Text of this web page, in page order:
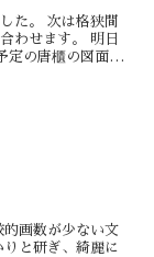
た。 次は格狭間
わせます。 明日
定の唐櫃の図面を
画数が少ない文
と研ぎ、綺麗に